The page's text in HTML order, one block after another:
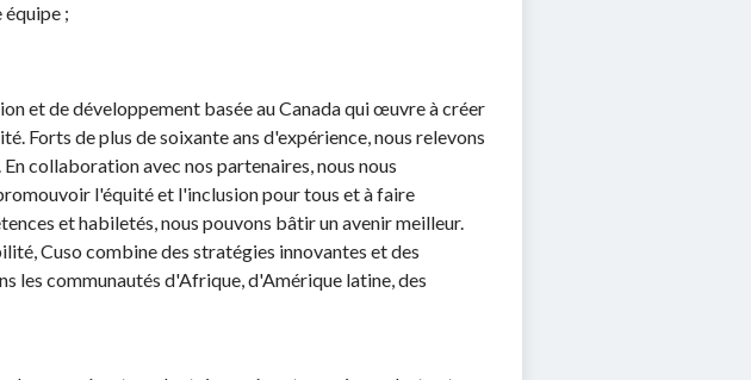
;
et de développement basée au Canada qui œuvre à créer
Forts de plus de soixante ans d'expérience, nous relevons
collaboration avec nos partenaires, nous nous
l'équité et l'inclusion pour tous et à faire
et habiletés, nous pouvons bâtir un avenir meilleur.
Cuso combine des stratégies innovantes et des
les communautés d'Afrique, d'Amérique latine, des